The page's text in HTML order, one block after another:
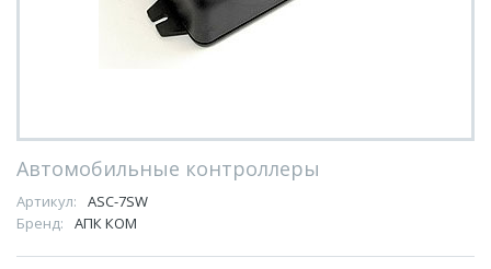
Автомобильные контроллеры
Артикул:
ASC-7SW
Бренд:
АПК КОМ